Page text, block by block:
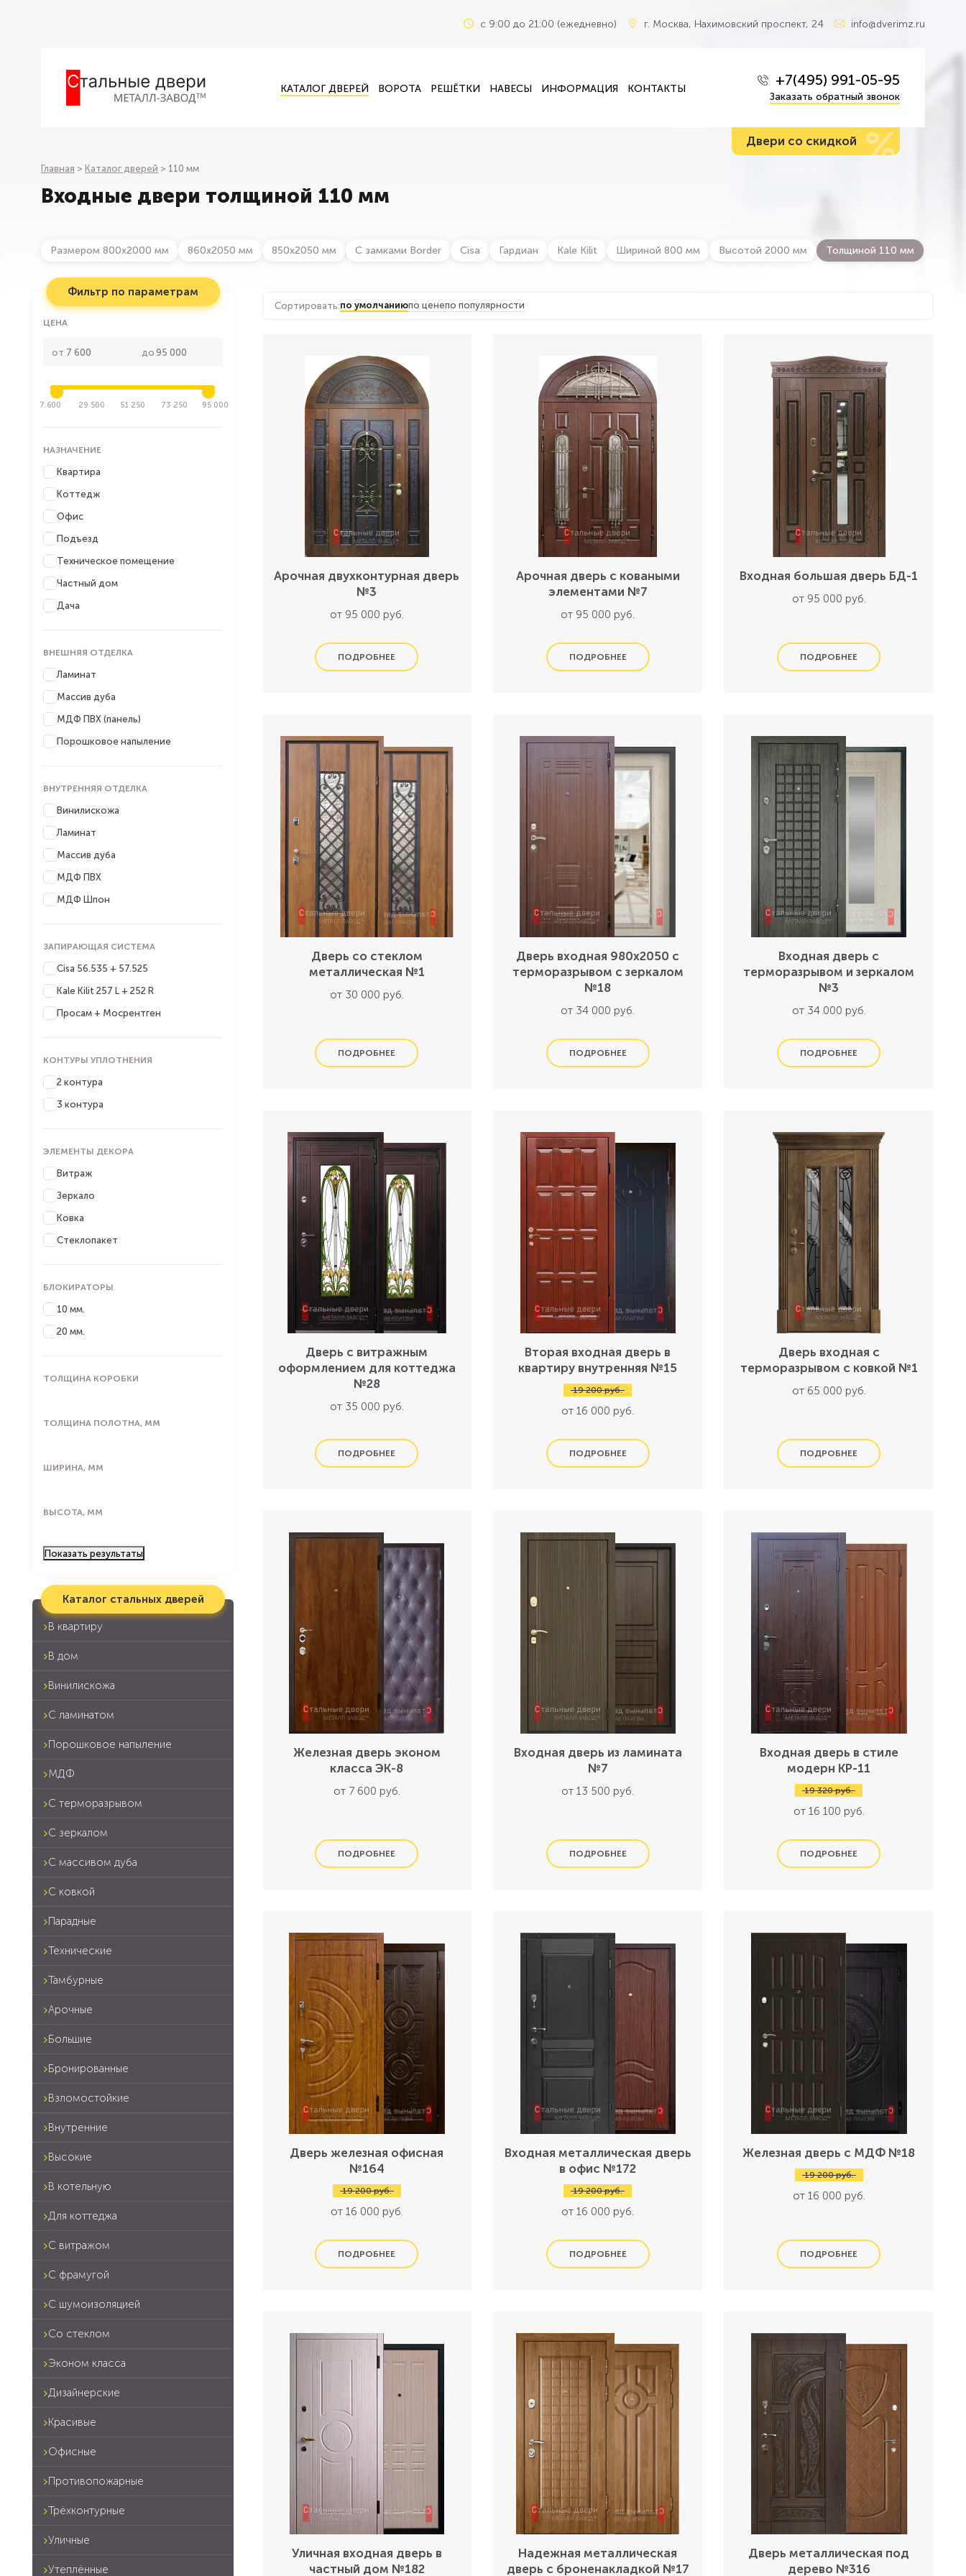
c 9:00 до 21:00 (ежедневно) г. Москва, Нахимовский проспект, 24 info@dverimz.ru
КАТАЛОГ ДВЕРЕЙ ВОРОТА РЕШЁТКИ НАВЕСЫ ИНФОРМАЦИЯ КОНТАКТЫ +7(495) 991-05-95
Заказать обратный звонок
Двери со скидкой %
Главная > Каталог дверей > 110 мм
Входные двери толщиной 110 мм
Размером 800х2000 мм 860х2050 мм 850х2050 мм С замками Border Cisa Гардиан Kale Kilit Шириной 800 мм Высотой 2000 мм Толщиной 110 мм
Фильтр по параметрам
ЦЕНА
от до
7 600 29 500 51 250 73 250 95 000
НАЗНАЧЕНИЕ
Квартира
Коттедж
Офис
Подъезд
Техническое помещение
Частный дом
Дача
ВНЕШНЯЯ ОТДЕЛКА
Ламинат
Массив дуба
МДФ ПВХ (панель)
Порошковое напыление
ВНУТРЕННЯЯ ОТДЕЛКА
Винилискожа
Ламинат
Массив дуба
МДФ ПВХ
МДФ Шпон
ЗАПИРАЮЩАЯ СИСТЕМА
Cisa 56.535 + 57.525
Kale Kilit 257 L + 252 R
Просам + Мосрентген
КОНТУРЫ УПЛОТНЕНИЯ
2 контура
3 контура
ЭЛЕМЕНТЫ ДЕКОРА
Витраж
Зеркало
Ковка
Стеклопакет
БЛОКИРАТОРЫ
10 мм.
20 мм.
ТОЛЩИНА КОРОБКИ
ТОЛЩИНА ПОЛОТНА, ММ
ШИРИНА, ММ
ВЫСОТА, ММ
Показать результаты
Каталог стальных дверей
В квартиру
В дом
Винилискожа
С ламинатом
Порошковое напыление
МДФ
С терморазрывом
С зеркалом
С массивом дуба
С ковкой
Парадные
Технические
Тамбурные
Арочные
Большие
Бронированные
Взломостойкие
Внутренние
Высокие
В котельную
Для коттеджа
С витражом
С фрамугой
С шумоизоляцией
Со стеклом
Эконом класса
Дизайнерские
Красивые
Офисные
Противопожарные
Трёхконтурные
Уличные
Утеплённые
Сортировать:по умолчаниюпо ценепо популярности
Арочная двухконтурная дверь
№3
от 95 000 руб.
Арочная дверь с коваными
элементами №7
от 95 000 руб.
Входная большая дверь БД-1
от 95 000 руб.
Дверь со стеклом
металлическая №1
от 30 000 руб.
Дверь входная 980х2050 с
терморазрывом с зеркалом
№18
от 34 000 руб.
Входная дверь с
терморазрывом и зеркалом
№3
от 34 000 руб.
Дверь с витражным
оформлением для коттеджа
№28
от 35 000 руб.
Вторая входная дверь в
квартиру внутренняя №15
19 200 руб.
от 16 000 руб.
Дверь входная с
терморазрывом с ковкой №1
от 65 000 руб.
Железная дверь эконом
класса ЭК-8
от 7 600 руб.
Входная дверь из ламината
№7
от 13 500 руб.
Входная дверь в стиле
модерн КР-11
19 320 руб.
от 16 100 руб.
Дверь железная офисная
№164
19 200 руб.
от 16 000 руб.
Входная металлическая дверь
в офис №172
19 200 руб.
от 16 000 руб.
Железная дверь с МДФ №18
19 200 руб.
от 16 000 руб.
Уличная входная дверь в
частный дом №182
Надежная металлическая
дверь с броненакладкой №17
Дверь металлическая под
дерево №316